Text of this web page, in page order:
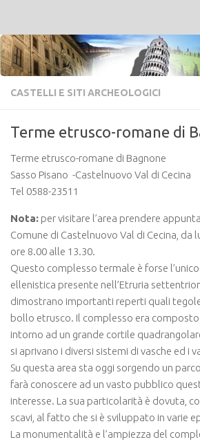
CASTELLI E SITI ARCHEOLOGICI
Terme etrusco-romane di
Terme etrusco-romane di Bagnone
Sasso Pisano -Castelnuovo Val di Cecina
Tel 0588-23511
Nota: per visitare l’area prendere
Comune di Castelnuovo Val di Cecina, da
ore 8.00 alle 13.30.
Questo complesso termale è forse
ellenistica presente nell’Etruria
dimostrano importanti reperti quali
bollo etrusco. Il complesso era
intorno ad un grande cortile
si aprivano i diversi sistemi di vasche ed i
Su questa area sta oggi sorgendo un
farà conoscere ad un vasto pubblico
interesse. La sua particolarità è dovuta,
scavi, al fatto che si è sviluppato in varie
La monumentalità e l’ampiezza del